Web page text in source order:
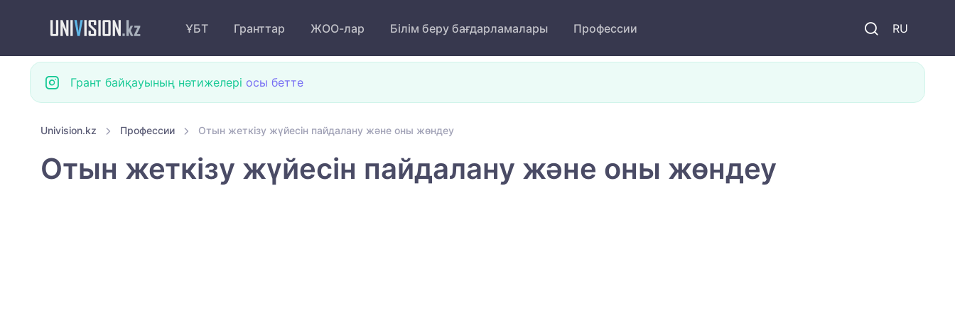
RU
ҰБТ Гранттар ЖОО-лар Білім беру бағдарламалары Профессии
Грант байқауының нәтижелері осы бетте
Univision.kz Профессии Отын жеткізу жүйесін пайдалану және оны жөндеу
Отын жеткізу жүйесін пайдалану және оны жөндеу